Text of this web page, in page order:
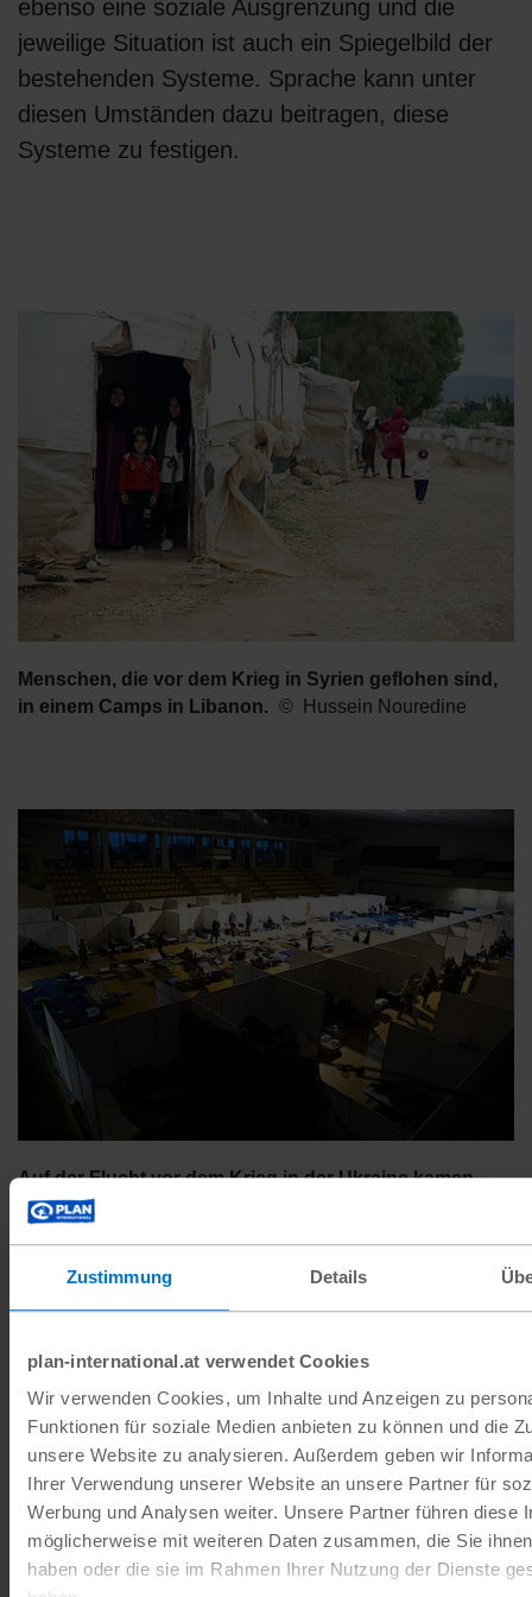
Zustimmung Details
plan-international.at verwendet Cookies
Wir verwenden Cookies, um Inhalte und Anzeigen zu
Funktionen für soziale Medien anbieten zu können und die
unsere Website zu analysieren. Außerdem geben wir
Ihrer Verwendung unserer Website an unsere Partner für
Werbung und Analysen weiter. Unsere Partner führen diese
möglicherweise mit weiteren Daten zusammen, die Sie
haben oder die sie im Rahmen Ihrer Nutzung der Dienste
ebenso eine soziale Ausgrenzung und die
jeweilige Situation ist auch ein Spiegelbild der
bestehenden Systeme. Sprache kann unter
diesen Umständen dazu beitragen, diese
Systeme zu festigen.
Menschen, die vor dem Krieg in Syrien geflohen sind,
in einem Camps in Libanon.
Hussein Nouredine
Auf der Flucht vor dem Krieg in der Ukraine kamen
viele Menschen zunächst in improvisierten
Vor diesem Hintergrund ist es wichtig, sich der
verschiedenen Bedeutungen von Worten
bewusst zu werden und deren juristisch
korrekte Definition zu erfassen. Denn ob digital
in den sozialen oder klassischen Medien:
Schlagworte verbreiten sich schnell – und
können so für ein politisches Framing